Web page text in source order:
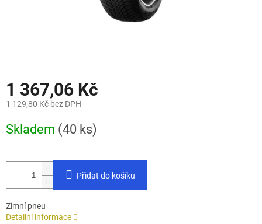
1 367,06 Kč
1 129,80 Kč bez DPH
cena:
Skladem (40 ks)
Přidat do košíku
Zimní pneu
Detailní informace